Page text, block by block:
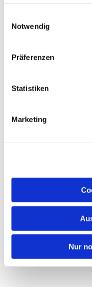
Notwendig
Präferenzen
Statistiken
Marketing
Nur
Dies